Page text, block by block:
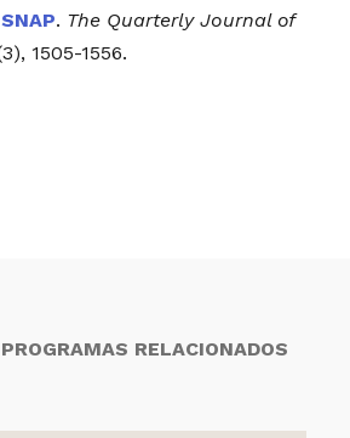
. The Quarterly Journal of
1505-1556.
RELACIONADOS